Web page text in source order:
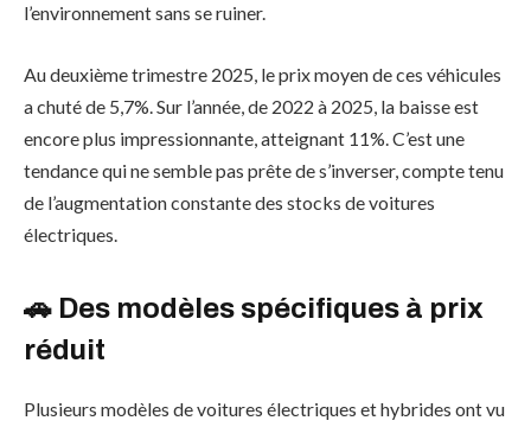
l’environnement sans se ruiner.
Au deuxième trimestre 2025, le prix moyen de ces véhicules
a chuté de 5,7%. Sur l’année, de 2022 à 2025, la baisse est
encore plus impressionnante, atteignant 11%. C’est une
tendance qui ne semble pas prête de s’inverser, compte tenu
de l’augmentation constante des stocks de voitures
électriques.
🚗 Des modèles spécifiques à prix
réduit
Plusieurs modèles de voitures électriques et hybrides ont vu